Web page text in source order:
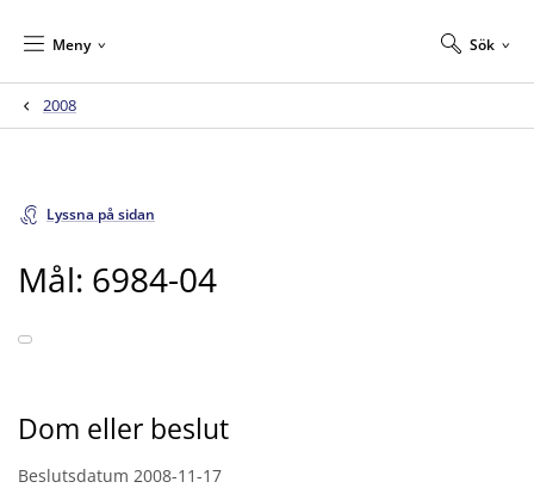
Sök
Meny
2008
Lyssna på sidan
Mål: 6984-04
Dom eller beslut
Beslutsdatum 2008-11-17